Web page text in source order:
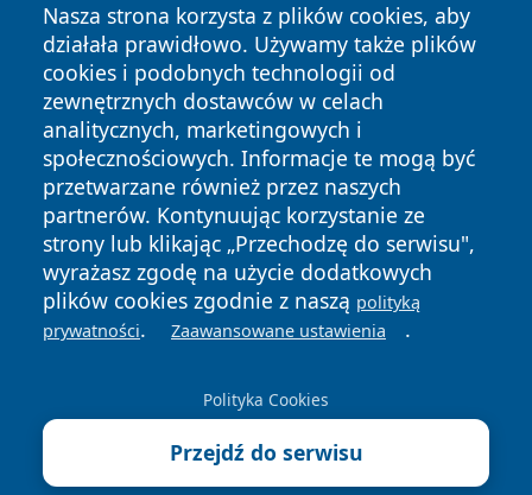
Nasza strona korzysta z plików cookies, aby
działała prawidłowo. Używamy także plików
cookies i podobnych technologii od
zewnętrznych dostawców w celach
analitycznych, marketingowych i
społecznościowych. Informacje te mogą być
przetwarzane również przez naszych
partnerów. Kontynuując korzystanie ze
strony lub klikając „Przechodzę do serwisu",
wyrażasz zgodę na użycie dodatkowych
plików cookies zgodnie z naszą polityką
prywatności. Zaawansowane ustawienia .
Polityka Cookies
Przejdź do serwisu
Copyright © 2026 faktykrakowa.pl Wszystkie prawa
zastrzeżone.
News Autorzy
Polityka
Prywatności
Polityka
Cookies